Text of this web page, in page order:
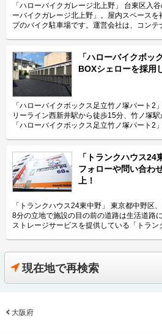
「ハローバイクガレージ北上野」 台東区入谷のバイク専用スペース「ハロ
ーバイクガレージ北上野」。屋内スペース
プのバイク駐車場です。運営会社は、コン
ジ北上野」の特長や利用用途などをご紹介致します。 「ハロ
ージ北上野」の特長を教えてください。 東京メトロ日比谷線の入谷駅から
徒歩4分、JR山手線の鶯谷駅から徒歩10分の
ガレージ北上野」。駅近なバイク駐車スペー
頂けます。広さ2.25帖・幅130cm・奥行き
おり、大型バイクの駐車にも対応可能です
「ハローストレージ北上野」と隣接していて
納にご利用頂けます。ツーリングにお出掛する
とした近隣エリアの方々にご利用頂いてい
上野」は鶯谷や上野、稲荷町、田原町などか
施設なので、近隣エリアのライダーから人気
ースのため、アメリカンクルーザー、レーサ
クーターなど、高級車や大型車の保管にもご利用
リティや安全面について教えてください。 「ハローバイクガレージ北上
野」は屋内タイプで雨風を防ぐことができ
メラなどを設置しているためセキュリテイ面
やイタズラから愛車を守りたい、大切なバイ
すすめです。 費用や契約について教えてください。 月額17,400円（税込）
の価格でバイク1台を駐車できます。施設の
をおすすめ致します。ご契約の前に駐車ス
契約時はバイクのメーカー・車種・ナンバー
バイクを購入する方はお問い合わせの際にお
のある施設のため、人気がある。満車になる
「ハローバイクボッ
BOXシェローを採用
「ハローバイクボックス足立竹ノ塚パート2」 東京都足立区、東武スカイツ
リーライン西新井駅から徒歩15分、竹ノ塚
「ハローバイクボックス足立竹ノ塚パート2
いる「ハローバイクボックス足立竹ノ塚パ
ご紹介致します。 「ハローバイクボックス足立竹ノ塚パート2」の特長を教
えてください。 ボックスタイプの「ハローバイクボックス足立竹ノ塚パー
ト2」は、国道4号線から車でアクセスしやす
帖・幅110cm・奥行き252cm・高さ197cmの
しており、24時間365日自由にご利用頂け
「ハローバイクボックス」は全国のライダ
ローを採用した施設のため、風雨による汚れ
クス内には棚を設置しておりますので、ヘ
可能です。パーツやメンテナンス用品も収
主にどんな方がご利用されているのでしょうか？ 東武伊勢崎線やつ
クスプレス線が通る足立区内にお住いのライ
おります。主にアメリカンクルーザーやビ
ート2」はBOXシェローを採用した施設のた
「トランクハウス
フォローや問い合わ
上！
「トランクハウス24東中野」 東京都中野区、JR総武線の東中野駅から徒歩
8分の立地で施設の目の前の道路は生活道路
ストレージサービスを提供している「トラ
収納用スペース「ハローストレージ」は、
に利用されています。 今回は、エリアリンク
ランクハウス24東中野」の特徴や利用用途の
介します。 トランクハウス24東中野の特徴を教えてください。 2018年12
きいサイズまで展開しています。24時間365
現在地で再検索
大阪府